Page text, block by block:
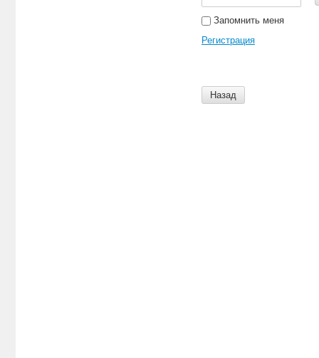
Запомнить меня
Регистрация
Назад